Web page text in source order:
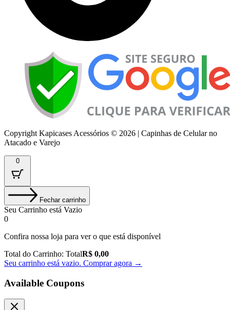
Copyright Kapicases Acessórios © 2026 | Capinhas de Celular no
Atacado e Varejo
0
Fechar carrinho
Seu Carrinho está Vazio
0
Confira nossa loja para ver o que está disponível
Total do Carrinho: TotalR$ 0,00
Seu carrinho está vazio. Comprar agora →
Available Coupons